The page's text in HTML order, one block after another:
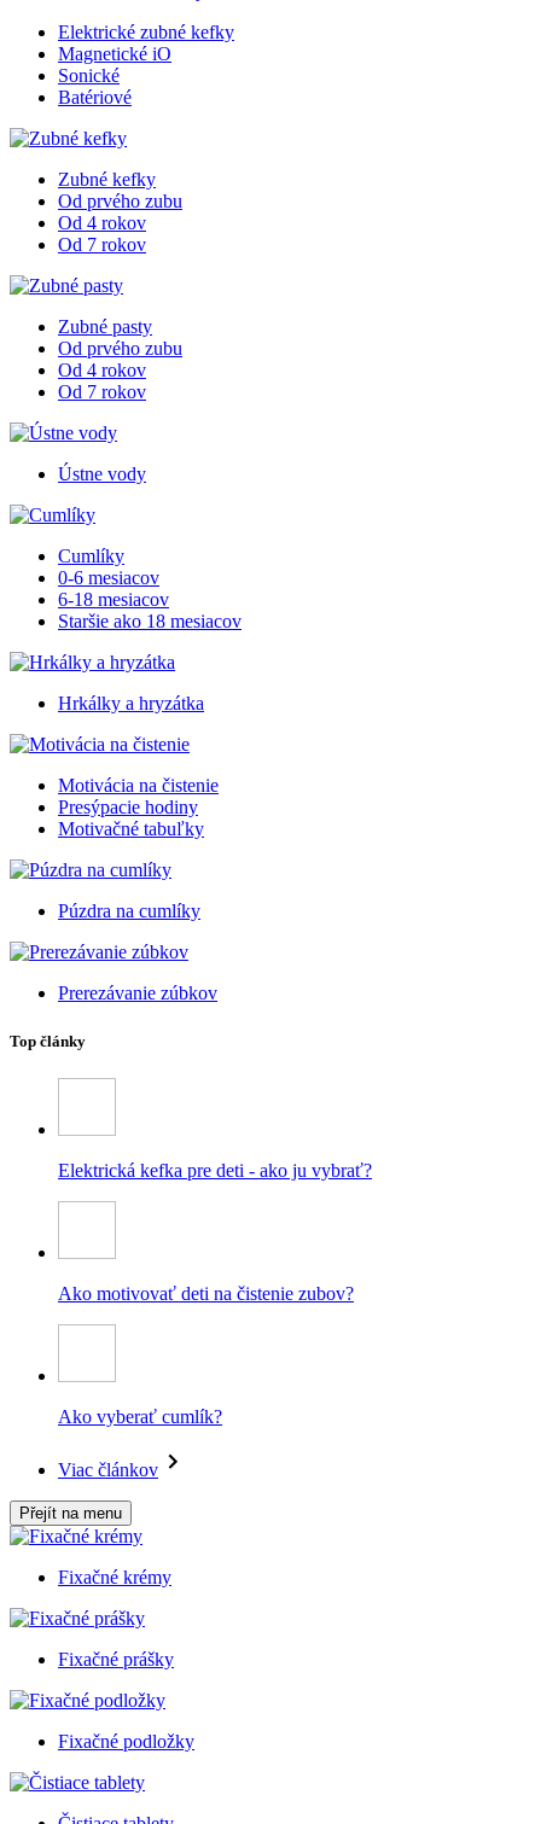
Elektrické zubné kefky
Magnetické iO
Sonické
Batériové
Zubné kefky
Od prvého zubu
Od 4 rokov
Od 7 rokov
Zubné pasty
Od prvého zubu
Od 4 rokov
Od 7 rokov
Ústne vody
Cumlíky
0-6 mesiacov
6-18 mesiacov
Staršie ako 18 mesiacov
Hrkálky a hryzátka
Motivácia na čistenie
Presýpacie hodiny
Motivačné tabuľky
Púzdra na cumlíky
Prerezávanie zúbkov
Top články
Elektrická kefka pre deti - ako ju vybrať?
Ako motivovať deti na čistenie zubov?
Ako vyberať cumlík?
Viac článkov
Přejít na menu
Fixačné krémy
Fixačné prášky
Fixačné podložky